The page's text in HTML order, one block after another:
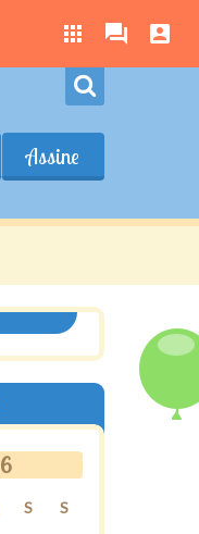
Assine
AQUI
S
S